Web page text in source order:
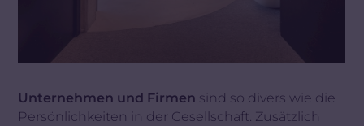
Unternehmen und Firmen sind so divers wie die
Persönlichkeiten in der Gesellschaft. Zusätzlich